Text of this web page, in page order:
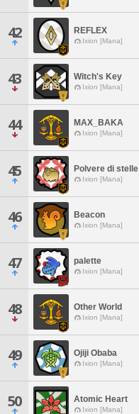
42 REFLEX
Ixion [Mana]
43 Witch's Key
Ixion [Mana]
44 MAX_BAKA
Ixion [Mana]
45 Polvere di stelle
Ixion [Mana]
46 Beacon
Ixion [Mana]
47 palette
Ixion [Mana]
48 Other World
Ixion [Mana]
49 Ojiji Obaba
Ixion [Mana]
50 Atomic Heart
Ixion [Mana]